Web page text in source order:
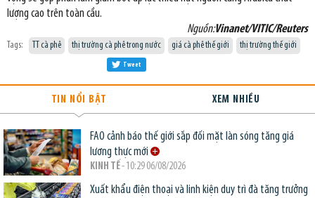
lượng cao trên toàn cầu.
Nguồn:Vinanet/VITIC/Reuters
Tags: TT cà phê thị trường cà phê trong nước giá cà phê thế giới thị trường thế giới
Tweet
TIN NỔI BẬT XEM NHIỀU
FAO cảnh báo thế giới sắp đối mặt làn sóng tăng giá
lương thực mới
KINH TẾ- 10:29 06/08/2026
Xuất khẩu điện thoại và linh kiện duy trì đà tăng trưởng